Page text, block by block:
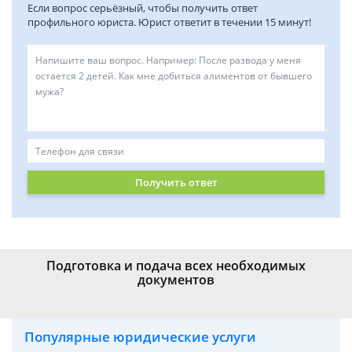
Если вопрос серьёзный, чтобы получить ответ
профильного юриста. Юрист ответит в течении 15 минут!
Получить ответ
Подготовка и подача всех необходимых
документов
Популярные юридические услуги